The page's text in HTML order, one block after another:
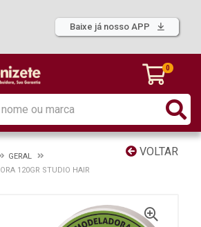
Baixe já nosso APP
0
VOLTAR
GERAL
120GR STUDIO HAIR